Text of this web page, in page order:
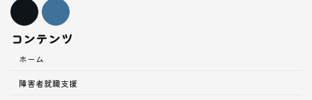
コンテンツ
ホーム
障害者就職支援